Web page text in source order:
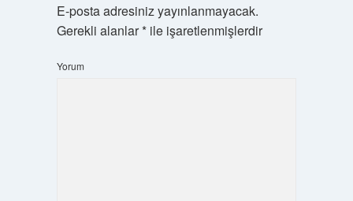
E-posta adresiniz yayınlanmayacak.
Gerekli alanlar*ile işaretlenmişlerdir
Yorum